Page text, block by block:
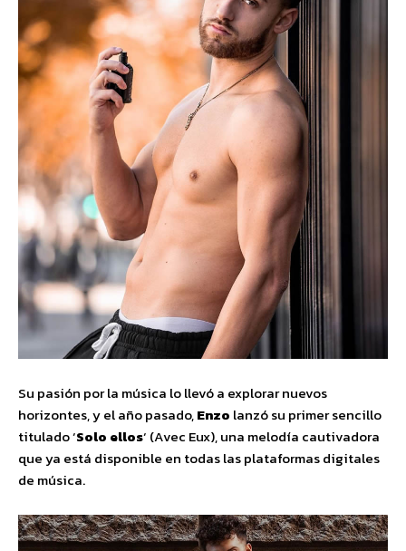
Su pasión por la música lo llevó a explorar nuevos
horizontes, y el año pasado,Enzo lanzó su primer sencillo
titulado ‘Solo ellos‘ (Avec Eux), una melodía cautivadora
que ya está disponible en todas las plataformas digitales
de música.